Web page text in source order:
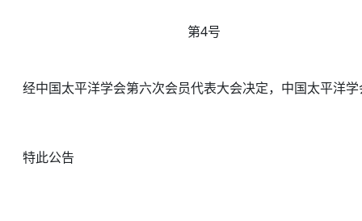
第4号
经中国太平洋学会第六次会员代表大会决定，中国太平洋
特此公告